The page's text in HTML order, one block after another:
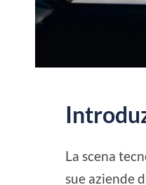
La scena
sue aziende